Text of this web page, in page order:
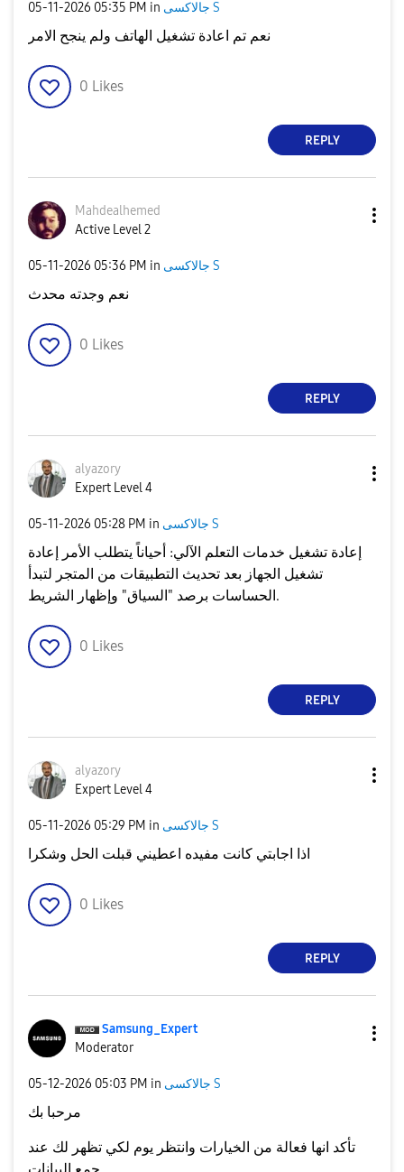
‎05-11-2026 05:35 PM in جالاكسى S
نعم تم اعادة تشغيل الهاتف ولم ينجح الامر
0 Likes
REPLY
Mahdealhemed
Active Level 2
‎05-11-2026 05:36 PM in جالاكسى S
نعم وجدته محدث
0 Likes
REPLY
alyazory
Expert Level 4
‎05-11-2026 05:28 PM in جالاكسى S
إعادة تشغيل خدمات التعلم الآلي: أحياناً يتطلب الأمر إعادة
تشغيل الجهاز بعد تحديث التطبيقات من المتجر لتبدأ
الحساسات برصد "السياق" وإظهار الشريط.
0 Likes
REPLY
alyazory
Expert Level 4
‎05-11-2026 05:29 PM in جالاكسى S
اذا اجابتي كانت مفيده اعطيني قبلت الحل وشكرا
0 Likes
REPLY
Samsung_Expert
Moderator
‎05-12-2026 05:03 PM in جالاكسى S
تأكد انها فعالة من الخيارات وانتظر يوم لكي تظهر لك عند